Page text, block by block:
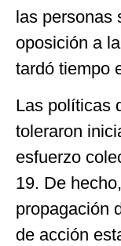
las personas
oposición a
tardó tiempo
Las políticas
toleraron
esfuerzo
19. De
propagación
de acción